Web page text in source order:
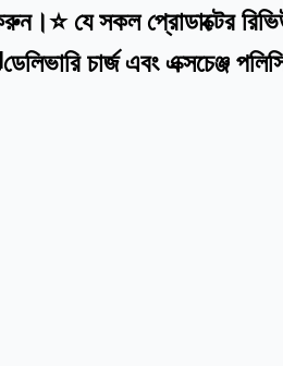
যে সকল প্রোডাক্টের
চার্জ এবং এক্সচেঞ্জ